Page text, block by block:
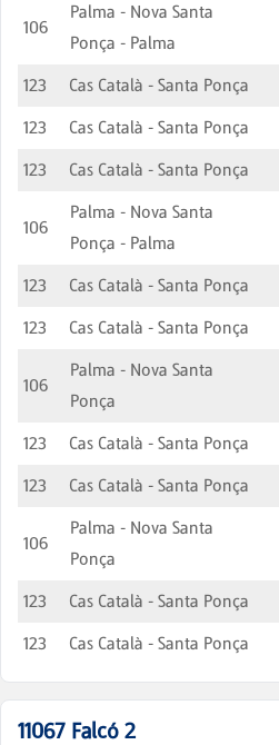
106
Palma - Nova Santa
Ponça - Palma
123 Cas Català - Santa Ponça
123
Cas Català - Santa Ponça
123
Cas Català - Santa Ponça
106
Palma - Nova Santa
Ponça - Palma
123 Cas Català - Santa Ponça
123
Cas Català - Santa Ponça
106
Palma - Nova Santa
Ponça
123 Cas Català - Santa Ponça
123
Cas Català - Santa Ponça
106
Palma - Nova Santa
Ponça
123 Cas Català - Santa Ponça
123
Cas Català - Santa Ponça
11067 Falcó 2